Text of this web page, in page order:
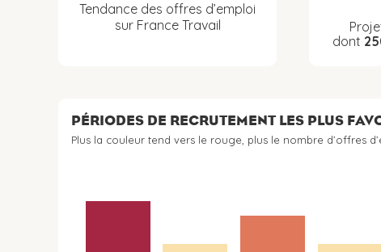
Tendance des offres d’emploi
sur France Travail
dont
PÉRIODES DE RECRUTEMENT LES PLUS
Plus la couleur tend vers le rouge, plus le nombre d’offres